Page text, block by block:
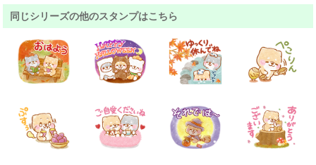
同じシリーズの他のスタンプはこちら